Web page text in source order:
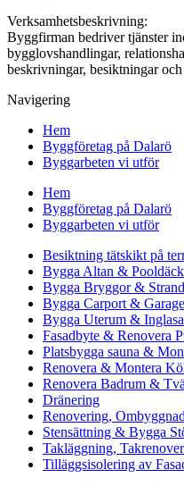
Verksamhetsbeskrivning:
Byggfirman bedriver tjänster
bygglovshandlingar,
beskrivningar, besiktningar
Navigering
Hem
Byggföretag på Dalarö
Byggarbeten vi utför
Hem
Byggföretag på Dalarö
Byggarbeten vi utför
Besiktning tätskikt på
Bygga Altan & Pooldäck
Bygga Bryggor &
Bygga Carport & Garage
Bygga Uterum &
Fasadbyte & Renovera
Platsbygga sauna &
Renovera & Montera
Renovera Badrum &
Dränering
Renovering,
Stensättning & Bygga
Takläggning,
Tilläggsisolering av